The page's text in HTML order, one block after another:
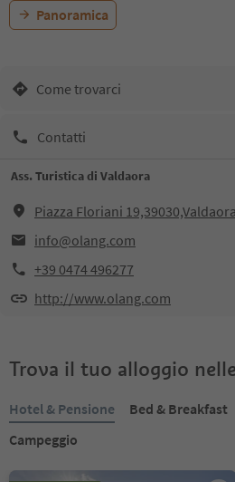
Panoramica
Come trovarci
Contatti
Ass. Turistica di Valdaora
Piazza Floriani 19,39030,Valdaora
info@olang.com
+39 0474 496277
http://www.olang.com
Trova il tuo alloggio
Hotel & Pensione Bed & Breakfast
Campeggio